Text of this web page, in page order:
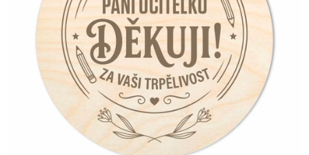
Doprava a platba Vrácení zboží a reklamace
Časté otázky
Moje objednávka
Obchodní podmínky
Ochrana osobních údajů
Hodnocení obchodu
Oblíbené produkty
Věrnostní program